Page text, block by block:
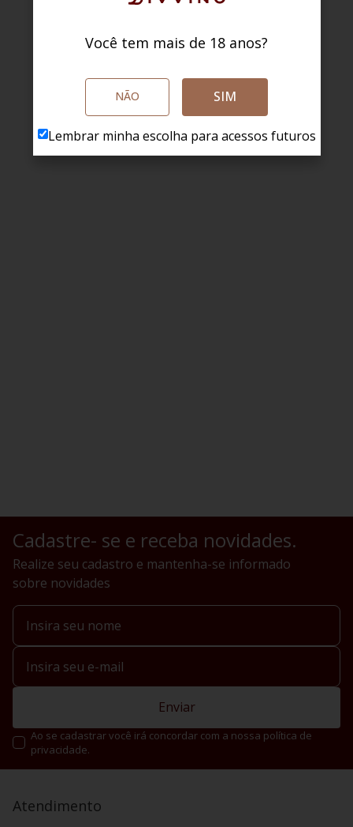
Cadastre- se e receba novidades.
Realize seu cadastro e mantenha-se informado
sobre novidades
Enviar
Ao se cadastrar você irá concordar com a nossa política de
privacidade.
Atendimento
Você tem mais de 18 anos?
NÃO SIM
Lembrar minha escolha para acessos futuros